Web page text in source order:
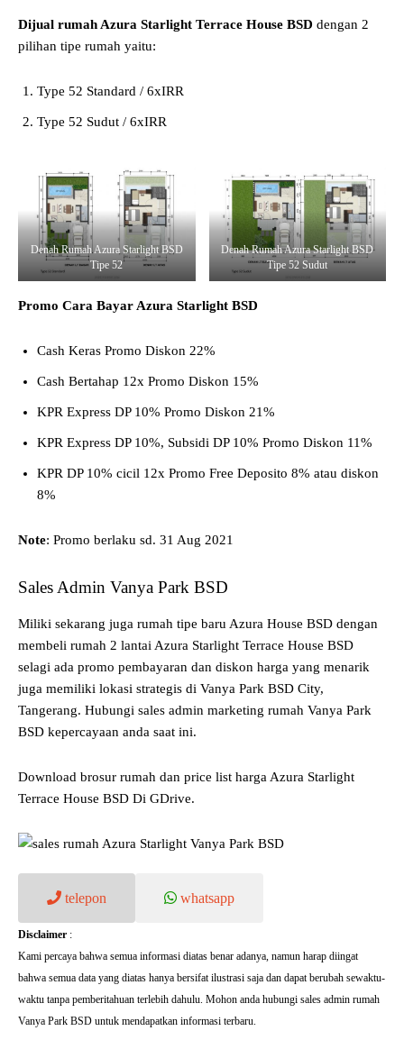
Dijual rumah Azura Starlight Terrace House BSD dengan 2
pilihan tipe rumah yaitu:
Type 52 Standard / 6xIRR
Type 52 Sudut / 6xIRR
Denah Rumah Azura Starlight BSD
Tipe 52
Denah Rumah Azura Starlight BSD
Tipe 52 Sudut
Promo Cara Bayar Azura Starlight BSD
Cash Keras Promo Diskon 22%
Cash Bertahap 12x Promo Diskon 15%
KPR Express DP 10% Promo Diskon 21%
KPR Express DP 10%, Subsidi DP 10% Promo Diskon 11%
KPR DP 10% cicil 12x Promo Free Deposito 8% atau diskon
8%
Note: Promo berlaku sd. 31 Aug 2021
Sales Admin Vanya Park BSD
Miliki sekarang juga rumah tipe baru Azura House BSD dengan
membeli rumah 2 lantai Azura Starlight Terrace House BSD
selagi ada promo pembayaran dan diskon harga yang menarik
juga memiliki lokasi strategis di Vanya Park BSD City,
Tangerang. Hubungi sales admin marketing rumah Vanya Park
BSD kepercayaan anda saat ini.
Download brosur rumah dan price list harga Azura Starlight
Terrace House BSD Di GDrive.
telepon whatsapp
Disclaimer :
Kami percaya bahwa semua informasi diatas benar adanya, namun harap diingat
bahwa semua data yang diatas hanya bersifat ilustrasi saja dan dapat berubah sewaktu-
waktu tanpa pemberitahuan terlebih dahulu. Mohon anda hubungi sales admin rumah
Vanya Park BSD untuk mendapatkan informasi terbaru.